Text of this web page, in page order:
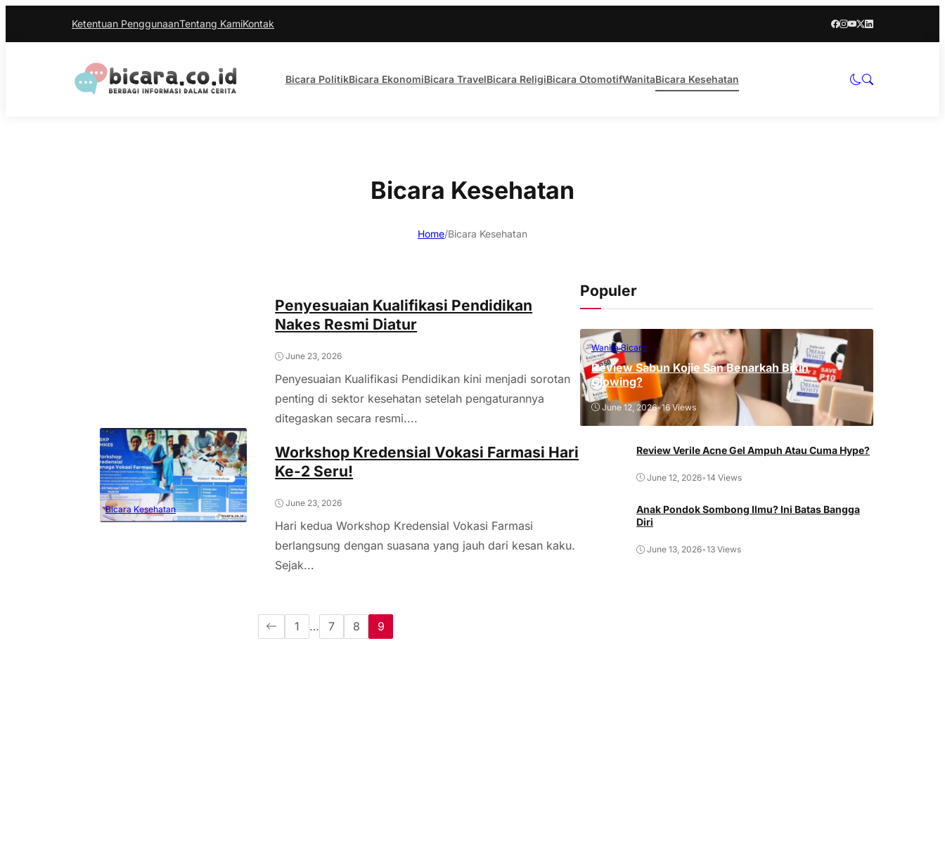
Ketentuan PenggunaanTentang KamiKontak
Bicara PolitikBicara EkonomiBicara TravelBicara ReligiBicara OtomotifWanitaBicara Kesehatan
Bicara Kesehatan
Home/Bicara Kesehatan
Penyesuaian Kualifikasi Pendidikan
Nakes Resmi Diatur
June 23, 2026
Penyesuaian Kualifikasi Pendidikan kini menjadi sorotan
penting di sektor kesehatan setelah pengaturannya
ditegaskan secara resmi....
Bicara Kesehatan
Workshop Kredensial Vokasi Farmasi Hari
Ke-2 Seru!
June 23, 2026
Hari kedua Workshop Kredensial Vokasi Farmasi
berlangsung dengan suasana yang jauh dari kesan kaku.
Sejak...
1 … 7 8 9
Populer
Wanita Bicara
Review Sabun Kojie San Benarkah Bikin
Glowing?
June 12, 2026•16 Views
Review Verile Acne Gel Ampuh Atau Cuma Hype?
June 12, 2026•14 Views
Anak Pondok Sombong Ilmu? Ini Batas Bangga
Diri
June 13, 2026•13 Views